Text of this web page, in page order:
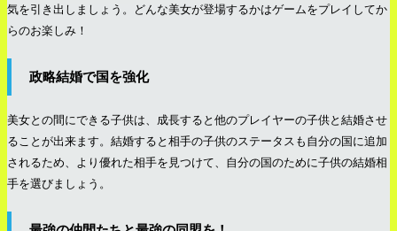
気を引き出しましょう。どんな美女が登場するかはゲームをプレイしてか
らのお楽しみ！
政略結婚で国を強化
美女との間にできる子供は、成長すると他のプレイヤーの子供と結婚させ
ることが出来ます。結婚すると相手の子供のステータスも自分の国に追加
されるため、より優れた相手を見つけて、自分の国のために子供の結婚相
手を選びましょう。